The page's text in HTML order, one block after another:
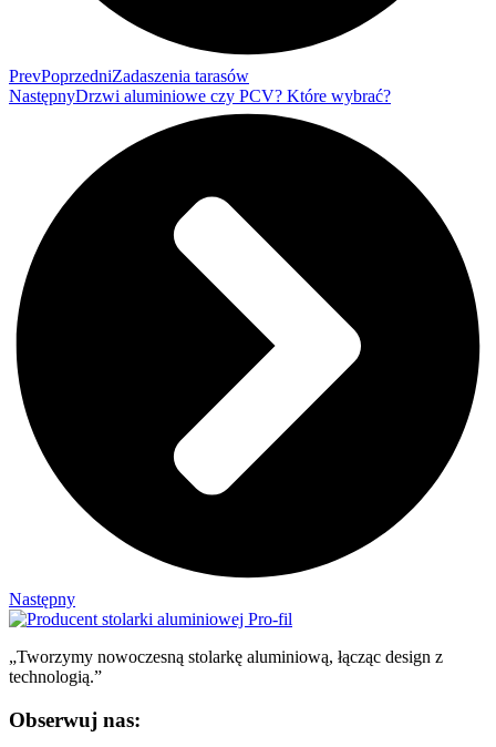
PrevPoprzedniZadaszenia tarasów
NastępnyDrzwi aluminiowe czy PCV? Które wybrać?
Następny
„Tworzymy nowoczesną stolarkę aluminiową, łącząc design z
technologią.”
Obserwuj nas: